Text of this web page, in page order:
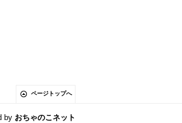
ページトップへ
by おちゃのこネット